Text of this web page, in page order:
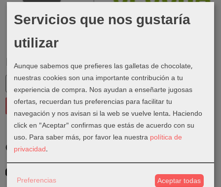
Marcas
Costes de Envío
GRATIS *
Consultar Destinos
Servicios que nos gustaría
utilizar
Aunque sabemos que prefieres las galletas de chocolate,
nuestras cookies son una importante contribución a tu
experiencia de compra. Nos ayudan a enseñarte jugosas
ofertas, recuerdan tus preferencias para facilitar tu
navegación y nos avisan si la web se vuelve lenta. Haciendo
click en "Aceptar" confirmas que estás de acuerdo con su
uso. Para saber más, por favor lea nuestra política de
privacidad.
Preferencias Aceptar todas